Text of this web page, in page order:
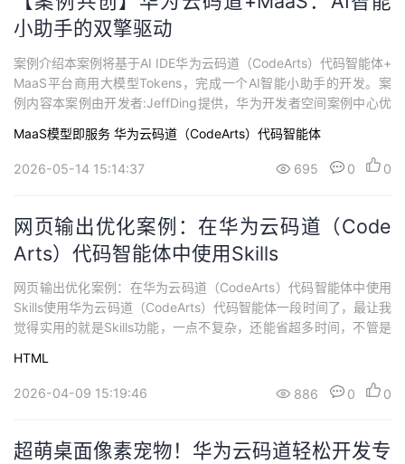
小助手的双擎驱动
案例介绍本案例将基于AI IDE华为云码道（CodeArts）代码智能体+
MaaS平台商用大模型Tokens，完成一个AI智能小助手的开发。案
例内容本案例由开发者:JeffDing提供，华为开发者空间案例中心优
体是基于智能生成、智能问答两大核心能力构建起一套全方位、多
层次的智能开发体系。在智能生成方面，它能够依据开发者输...
MaaS模型即服务 华为云码道（CodeArts）代码智能体
2026-05-14 15:14:37 695 0 0
网页输出优化案例：在华为云码道（Code
Arts）代码智能体中使用Skills
网页输出优化案例：在华为云码道（CodeArts）代码智能体中使用
Skills使用华为云码道（CodeArts）代码智能体一段时间了，最让我
觉得实用的就是Skills功能，一点不复杂，还能省超多时间，不管是
今天就用大白话跟大家说说，Skills到底是什么、什么时候用Skills、
在华为云码道（CodeArts）代码智能体里怎么操作，还...
HTML
2026-04-09 15:19:46 886 0 0
超萌桌面像素宠物！华为云码道轻松开发专